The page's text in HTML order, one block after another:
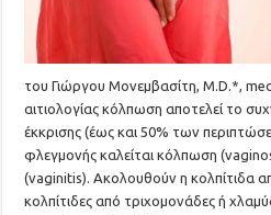
του Γιώργου Μονεμβασίτη, M.D.*,
αιτιολογίας κόλπωση αποτελεί το
έκκρισης (έως και 50% των
φλεγμονής καλείται κόλπωση
(vaginitis). Ακολουθούν η κολπίτιδα
κολπίτιδες από τριχομονάδες ή